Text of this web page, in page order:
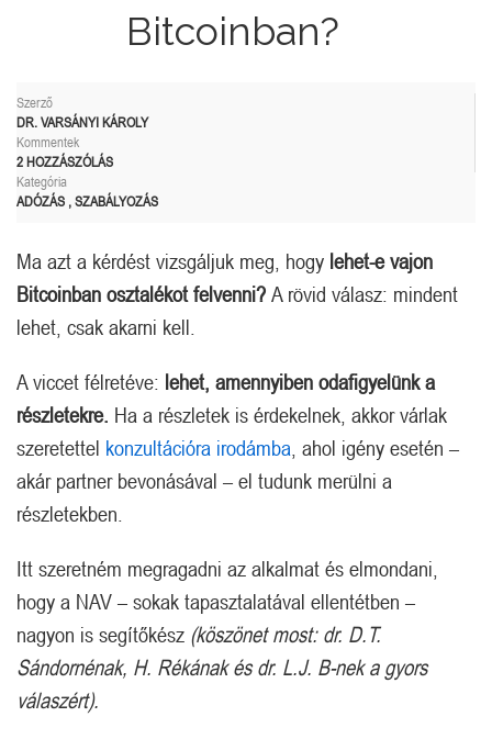
Bitcoinban?
Szerző
DR. VARSÁNYI KÁROLY
Kommentek
2 HOZZÁSZÓLÁS
Kategória
ADÓZÁS , SZABÁLYOZÁS
Ma azt a kérdést vizsgáljuk meg, hogy lehet-e vajon
Bitcoinban osztalékot felvenni? A rövid válasz: mindent
lehet, csak akarni kell.
A viccet félretéve: lehet, amennyiben odafigyelünk a
részletekre. Ha a részletek is érdekelnek, akkor várlak
szeretettel konzultációra irodámba , ahol igény esetén –
akár partner bevonásával – el tudunk merülni a
részletekben.
Itt szeretném megragadni az alkalmat és elmondani,
hogy a NAV – sokak tapasztalatával ellentétben –
nagyon is segítőkész (köszönet most: dr. D.T.
Sándornénak, H. Rékának és dr. L.J. B-nek a gyors
válaszért).